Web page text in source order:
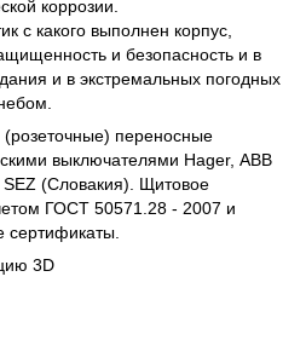
коррозии.
с какого выполнен корпус,
и безопасность и в
и в экстремальных погодных
переносные
выключателями Hager, АВВ
(Словакия). Щитовое
ГОСТ 50571.28 - 2007 и
сертификаты.
3D